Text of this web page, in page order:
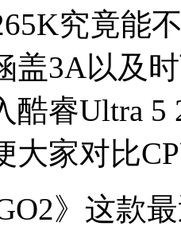
究竟能
盖3A以及
酷睿Ultra 5
大家对比
》这款